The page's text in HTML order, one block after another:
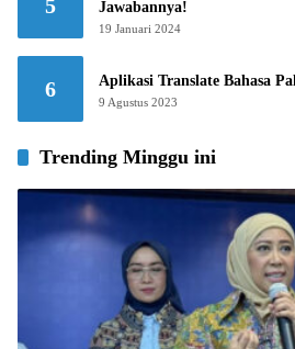
5 Jawabannya!
19 Januari 2024
6 Aplikasi Translate Bahasa
9 Agustus 2023
Trending Minggu ini